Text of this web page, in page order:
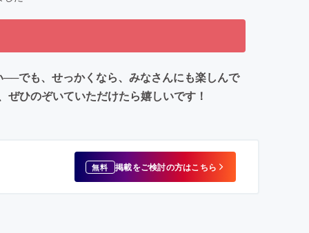
でも、せっかくなら、みなさんにも楽しんで
ひのぞいていただけたら嬉しいです！
無料 掲載をご検討の方はこちら